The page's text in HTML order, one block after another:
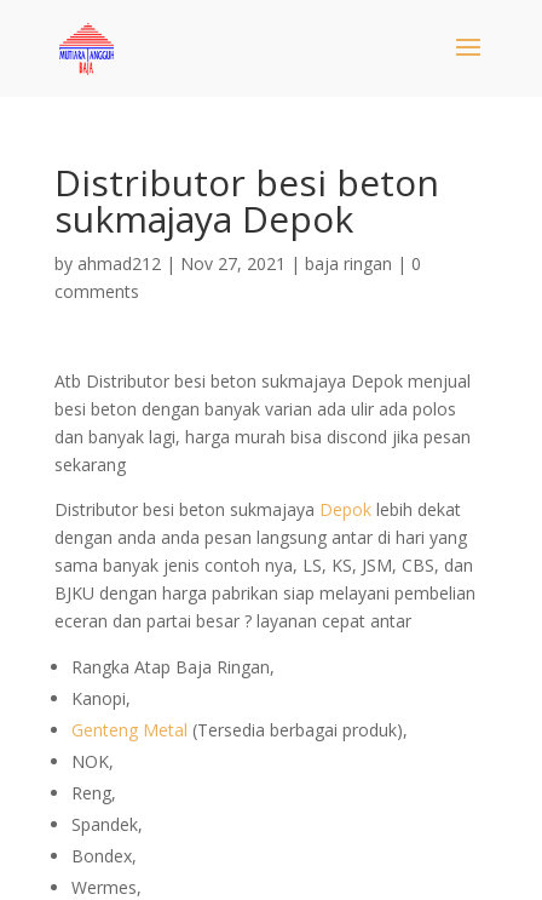
Distributor besi beton
sukmajaya Depok
by ahmad212| Nov 27, 2021 | baja ringan | 0
comments
Atb Distributor besi beton sukmajaya Depok menjual
besi beton dengan banyak varian ada ulir ada polos
dan banyak lagi, harga murah bisa discond jika pesan
sekarang
Distributor besi beton sukmajaya Depok lebih dekat
dengan anda anda pesan langsung antar di hari yang
sama banyak jenis contoh nya, LS, KS, JSM, CBS, dan
BJKU dengan harga pabrikan siap melayani pembelian
eceran dan partai besar ? layanan cepat antar
Rangka Atap Baja Ringan,
Kanopi,
Genteng Metal (Tersedia berbagai produk),
NOK,
Reng,
Spandek,
Bondex,
Wermes,